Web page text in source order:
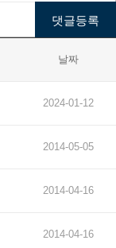
날짜
2024-01-12
2014-05-05
2014-04-16
2014-04-16